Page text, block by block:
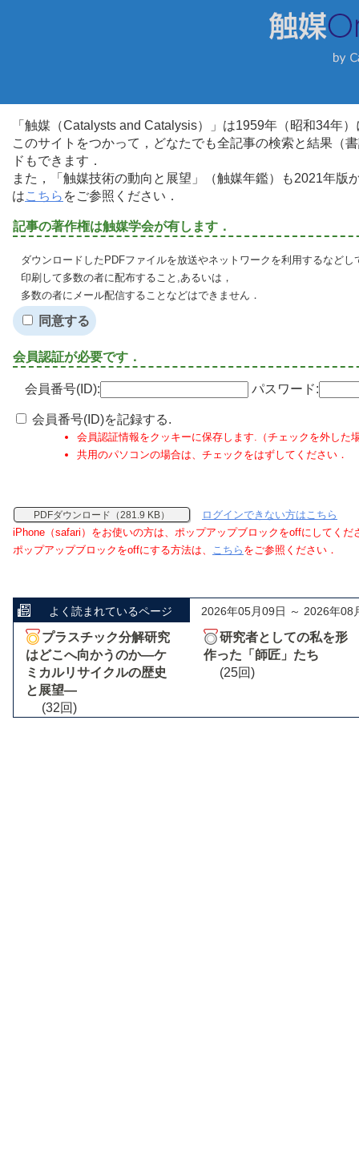
「触媒（Catalysts and Catalysis）」は1959年（昭和34年
このサイトをつかって，どなたでも全記事の検索と結果（
ドもできます．
また，「触媒技術の動向と展望」（触媒年鑑）も2021年
はこちら をご参照ください．
記事の著作権は触媒学会が有します．
ダウンロードしたPDFファイルを放送やネットワークを利用するなど
印刷して多数の者に配布すること,あるいは，
多数の者にメール配信することなどはできません．
同意する
会員認証が必要です．
会員番号(ID): パスワード:
会員番号(ID)を記録する.
会員認証情報をクッキーに保存します.（チェックを外した
共用のパソコンの場合は、チェックをはずしてください．
PDFダウンロード（281.9 KB）
ログインできない方はこちら
iPhone（safari）をお使いの方は、ポップアップブロックをoffにしてくだ
ポップアップブロックをoffにする方法は、 こちら をご参照ください．
よく読まれているページ 2026年05月09日 ～ 2026年08
プラスチック分解研究
はどこへ向かうのか―ケ
ミカルリサイクルの歴史
と展望―
(32回)
研究者としての私を形
作った「師匠」たち
(25回)